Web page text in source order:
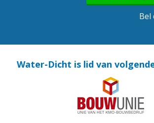
Bel
Water-Dicht is lid van